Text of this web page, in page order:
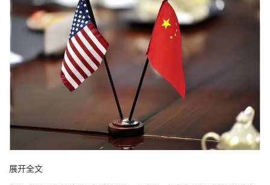
展开全文